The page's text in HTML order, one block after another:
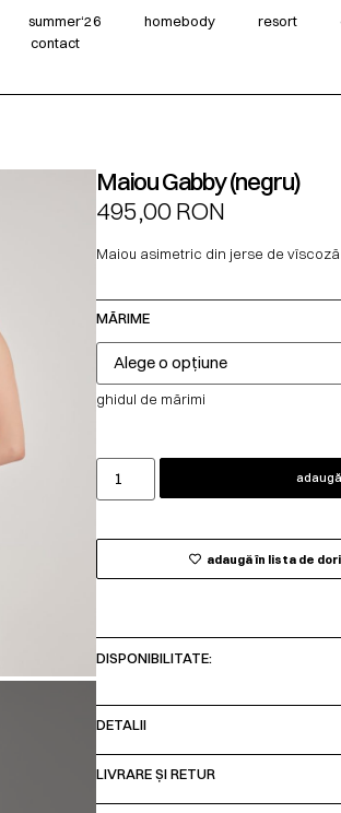
summer‘26 homebody resort
contact
Maiou Gabby (negru)
495,00RON
Maiou asimetric din jerse de
MĂRIME
ghidul de mărimi
adaugă în lista de
DISPONIBILITATE:
DETALII
LIVRARE ȘI RETUR